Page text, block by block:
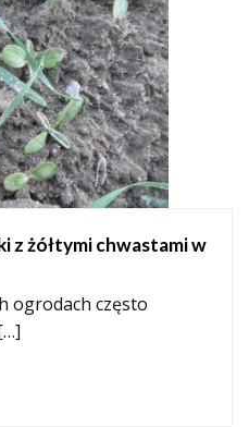
z żółtymi chwastami w
ogrodach często